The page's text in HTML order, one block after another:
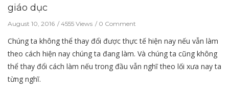
giáo dục
August 10, 2016 4555 Views 0 Comment
Chúng ta không thể thay đổi được thực tế hiện nay nếu vẫn làm
theo cách hiện nay chúng ta đang làm. Và chúng ta cũng không
thể thay đổi cách làm nếu trong đầu vẫn nghĩ theo lối xưa nay ta
từng nghĩ.